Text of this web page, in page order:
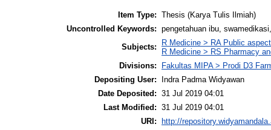
Item Type: Thesis (Karya Tulis Ilmiah)
Uncontrolled Keywords: pengetahuan ibu,
Subjects:
R Medicine > RA Public
R Medicine > RS Pharmacy
Divisions:
Fakultas MIPA > Prodi D3
Depositing User:
Indra Padma Widyawan
Date Deposited: 31 Jul 2019 04:01
Last Modified: 31 Jul 2019 04:01
URI:
http://